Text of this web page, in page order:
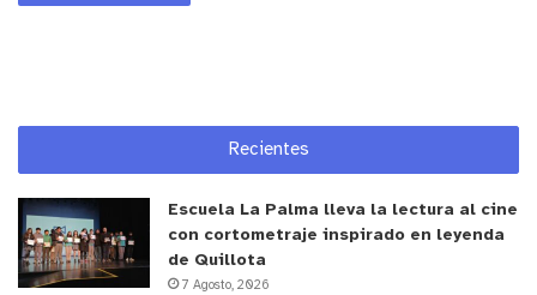
Recientes
Escuela La Palma lleva la lectura al cine
con cortometraje inspirado en leyenda
de Quillota
7 Agosto, 2026